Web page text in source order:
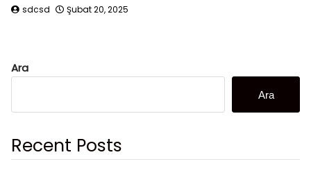
sdcsd Şubat 20, 2025
Ara
Ara
Recent Posts